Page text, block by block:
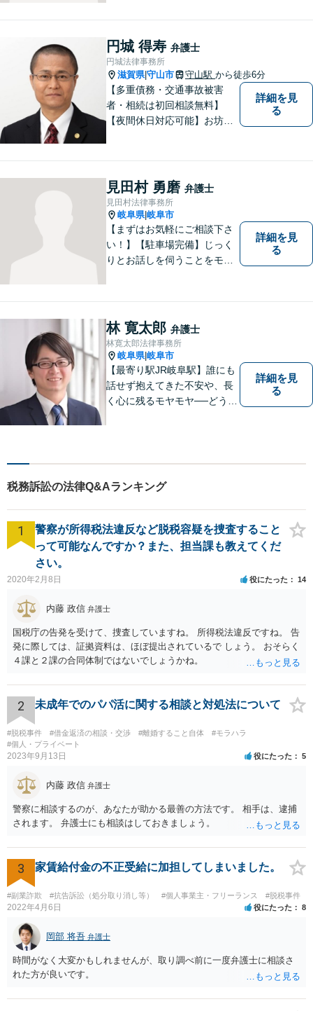
中国語対応】大都市に負けな
い質と幅の法的なサービスを
提供することを目指していま
す。
円城 得寿 弁護士
円城法律事務所
滋賀県|守山市 守山駅 から徒歩6分
【多重債務・交通事故被害
者・相続は初回相談無料】
【夜間休日対応可能】お坊さ
の目線で敷居が低い弁護士と
して、親身にあなたの立場に
立って、ご相談に対応いたし
ます。
詳細を見
る
見田村 勇磨 弁護士
見田村法律事務所
岐阜県|岐阜市
【まずはお気軽にご相談下さ
い！】【駐車場完備】じっく
りとお話しを伺うことをモッ
詳細を見
る
林 寛太郎 弁護士
林寛太郎法律事務所
岐阜県|岐阜市
【最寄り駅JR岐阜駅】誰にも
話せず抱えてきた不安や、長
く心に残るモヤモヤ──どうぞ
一緒に見つけていきます。
密着型の法律事務所】
詳細を見
る
税務訴訟の法律Q&Aランキング
1
警察が所得税法違反など脱税容疑を捜査すること
って可能なんですか？また、担当課も教えてくだ
さい。
2020年2月8日 役にたった 14
内藤 政信 弁護士
国税庁の告発を受けて、捜査していますね。 所得税法違反ですね。 告
発に際しては、証拠資料は、ほぼ提出されているで しょう。 おそらく
４課と２課の合同体制ではないでしょうかね。
2 未成年でのパパ活に関する相談と対処法について
#脱税事件 #借金返済の相談・交渉 #離婚すること自体
#モラハラ
#個人・プライベート
2023年9月13日 役にたった 5
内藤 政信 弁護士
警察に相談するのが、あなたが助かる最善の方法です。 相手は、逮捕
されます。 弁護士にも相談はしておきましょう。
3 家賃給付金の不正受給に加担してしまいました。
#副業詐欺 #抗告訴訟（処分取り消し等） #個人事業主・フリーランス #脱税事件
2022年4月6日 役にたった 8
岡部 将吾 弁護士
時間がなく大変かもしれませんが、取り調べ前に一度弁護士に相談さ
れた方が良いです。